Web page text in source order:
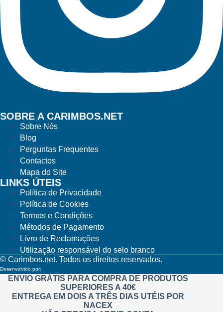
SOBRE A CARIMBOS.NET
Sobre Nós
Blog
Perguntas Frequentes
Contactos
Mapa do Site
LINKS ÚTEIS
Política de Privacidade
Política de Cookies
Termos e Condições
Métodos de Pagamento
Livro de Reclamações
Utilização responsável do selo branco
© Carimbos.net. Todos os direitos reservados.
Desenvolvido por:
ENVIO GRÁTIS PARA COMPRA DE PRODUTOS
SUPERIORES A 40€
ENTREGA EM DOIS A TRÊS DIAS UTÉIS POR
NACEX